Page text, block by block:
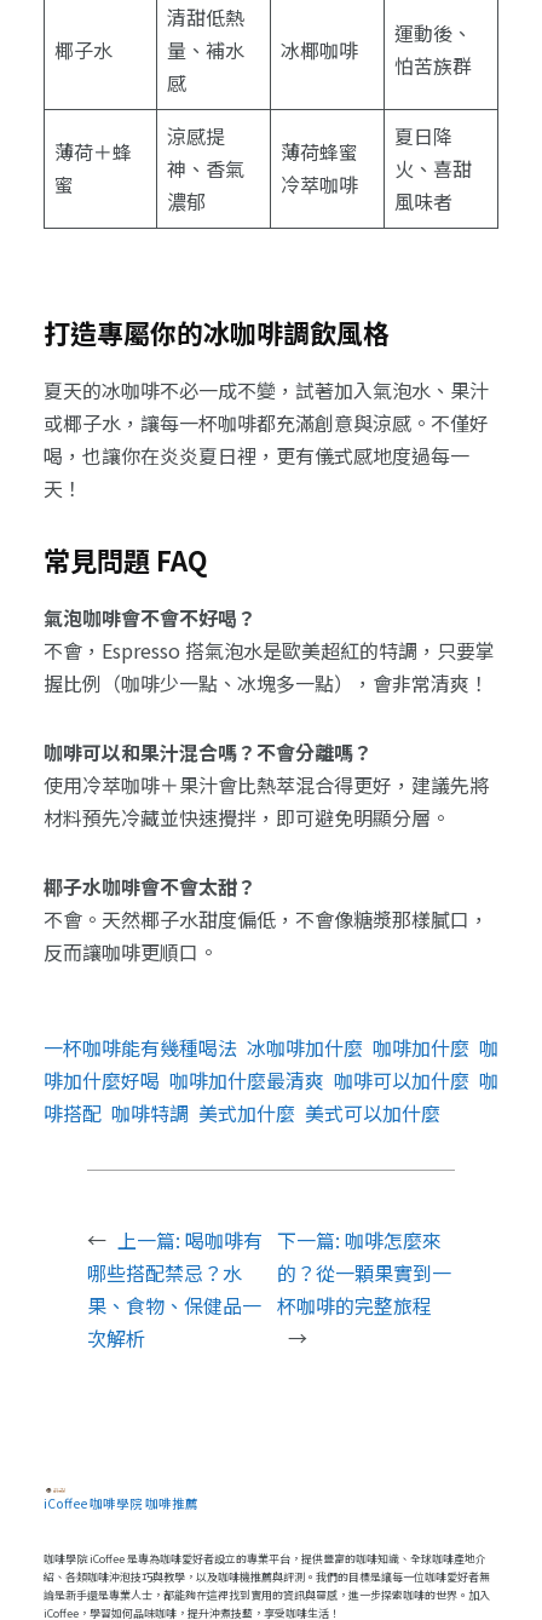
椰子水
清甜低熱
量、補水
感
冰椰咖啡
運動後、
怕苦族群
薄荷＋蜂
蜜
涼感提
神、香氣
濃郁
薄荷蜂蜜
冷萃咖啡
夏日降
火、喜甜
風味者
打造專屬你的冰咖啡調飲風格
夏天的冰咖啡不必一成不變，試著加入氣泡水、果汁
或椰子水，讓每一杯咖啡都充滿創意與涼感。不僅好
喝，也讓你在炎炎夏日裡，更有儀式感地度過每一
天！
常見問題 FAQ
氣泡咖啡會不會不好喝？
不會，Espresso 搭氣泡水是歐美超紅的特調，只要掌
握比例（咖啡少一點、冰塊多一點），會非常清爽！
咖啡可以和果汁混合嗎？不會分離嗎？
使用冷萃咖啡＋果汁會比熱萃混合得更好，建議先將
材料預先冷藏並快速攪拌，即可避免明顯分層。
椰子水咖啡會不會太甜？
不會。天然椰子水甜度偏低，不會像糖漿那樣膩口，
反而讓咖啡更順口。
一杯咖啡能有幾種喝法 冰咖啡加什麼 咖啡加什麼 咖
啡加什麼好喝 咖啡加什麼最清爽 咖啡可以加什麼 咖
啡搭配 咖啡特調 美式加什麼 美式可以加什麼
← 上一篇: 喝咖啡有
哪些搭配禁忌？水
果、食物、保健品一
次解析
下一篇:咖啡怎麼來
的？從一顆果實到一
杯咖啡的完整旅程
→
iCoffee 咖啡學院 咖啡推薦
咖啡學院 iCoffee 是專為咖啡愛好者設立的專業平台，提供豐富的咖啡知識、全球咖啡產地介
紹、各類咖啡沖泡技巧與教學，以及咖啡機推薦與評測。我們的目標是讓每一位咖啡愛好者無
論是新手還是專業人士，都能夠在這裡找到實用的資訊與靈感，進一步探索咖啡的世界。加入
iCoffee，學習如何品味咖啡，提升沖煮技藝，享受咖啡生活！